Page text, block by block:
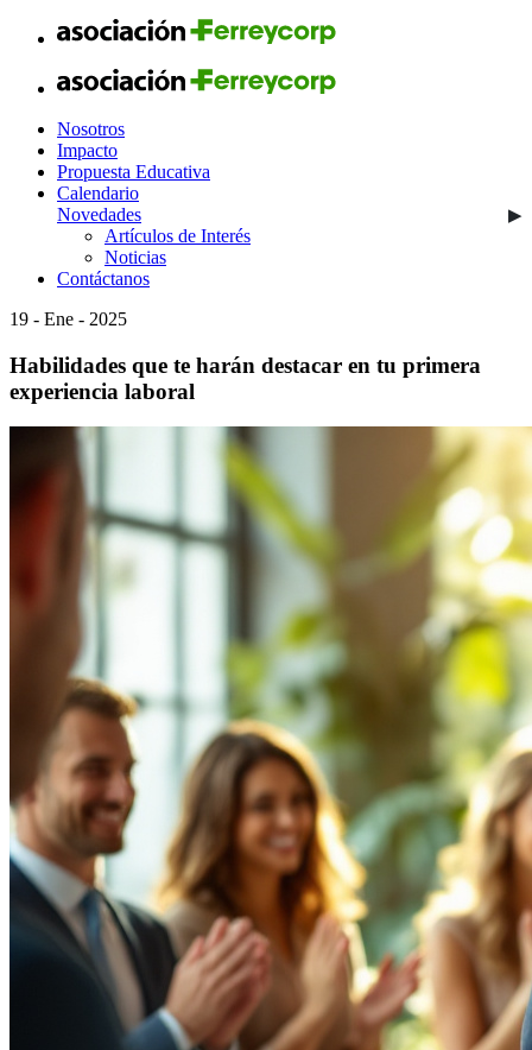
Nosotros
Impacto
Propuesta Educativa
Calendario
Novedades
Artículos de Interés
Noticias
Contáctanos
19 - Ene - 2025
Habilidades que te harán destacar en tu primera
experiencia laboral